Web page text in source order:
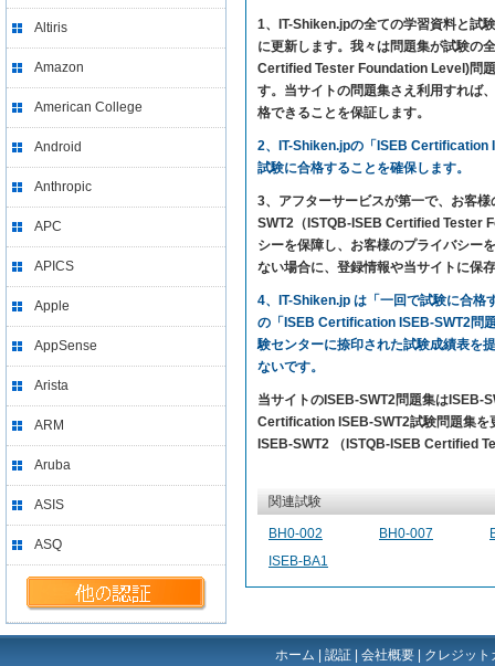
Altiris
Amazon
American College
Android
Anthropic
APC
APICS
Apple
AppSense
Arista
ARM
Aruba
ASIS
ASQ
1、IT-Shiken.jpの全ての学習資料と試
に更新します。我々は問題集が試験の
Certified Tester Foundation Level)問
す。当サイトの問題集さえ利用すれ
格できることを保証します。
2、IT-Shiken.jpの「ISEB Certification
試験に合格することを確保します。
3、アフターサービスが第一で、お客
SWT2（ISTQB-ISEB Certified Tester
シーを保障し、お客様のプライバシー
ない場合に、登録情報や当サイトに保
4、IT-Shiken.jp は「一回で試験に合格
の「ISEB Certification ISEB-SWT2問
験センターに捺印された試験成績表を
ないです。
当サイトのISEB-SWT2問題集はISEB-
Certification ISEB-SWT2試験問題集を
ISEB-SWT2 （ISTQB-ISEB Certified
関連試験
BH0-002 BH0-007
ISEB-BA1
ホーム 認証 会社概要 クレジッ